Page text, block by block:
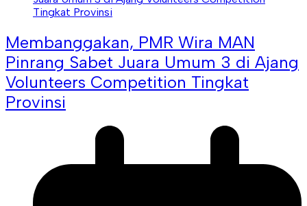
Membanggakan, PMR Wira MAN
Pinrang Sabet Juara Umum 3 di Ajang
Volunteers Competition Tingkat
Provinsi